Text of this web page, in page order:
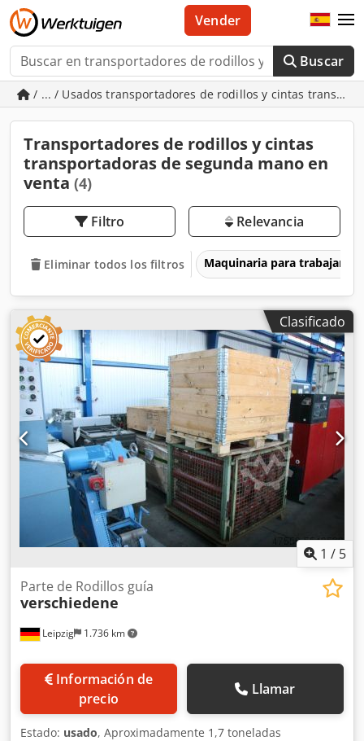
Buscar
Vender
/ ... / Usados transportadores de rodillos y cintas
Transportadores de rodillos y cintas
transportadoras de segunda mano en
venta (4)
Filtro Relevancia
Eliminar todos los filtros Maquinaria para trabajar la
Clasificado
1 / 5
Leipzig 1.736 km
Parte de Rodillos guía
verschiedene
Información de
precio
Llamar
Estado: usado, Aproximadamente 1,7 toneladas